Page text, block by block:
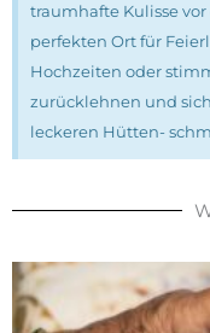
traumhafte Kulisse
perfekten Ort für
Hochzeiten oder
zurücklehnen und
leckeren Hütten-